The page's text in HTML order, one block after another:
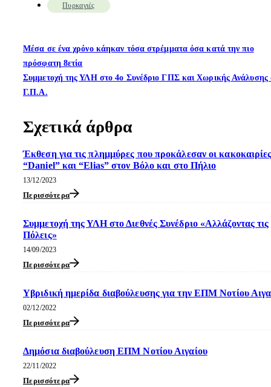
Πυρκαγιές
Μέσα σε ένα χρόνο κάηκαν τόσα στρέμματα όσα κατά την πιο
πρόσφατη 8ετία
Συμμετοχή της ΥΛΗ στο 4ο Συνέδριο ΓΠΣ και Χωρικής Ανάλυσης
Γ.Π.Α.
Σχετικά άρθρα
Έκθεση για τις πλημμύρες που προκάλεσαν οι
“Daniel” και “Elias” στον Βόλο και στο Πήλιο
13/12/2023
Περισσότερα
Συμμετοχή της ΥΛΗ στο Διεθνές Συνέδριο «Αλλάζοντας τις
Πόλεις»
14/09/2023
Περισσότερα
Υβριδική ημερίδα διαβούλευσης για την ΕΠΜ Νοτίου
02/12/2022
Περισσότερα
Δημόσια διαβούλευση ΕΠΜ Νοτίου Αιγαίου
22/11/2022
Περισσότερα